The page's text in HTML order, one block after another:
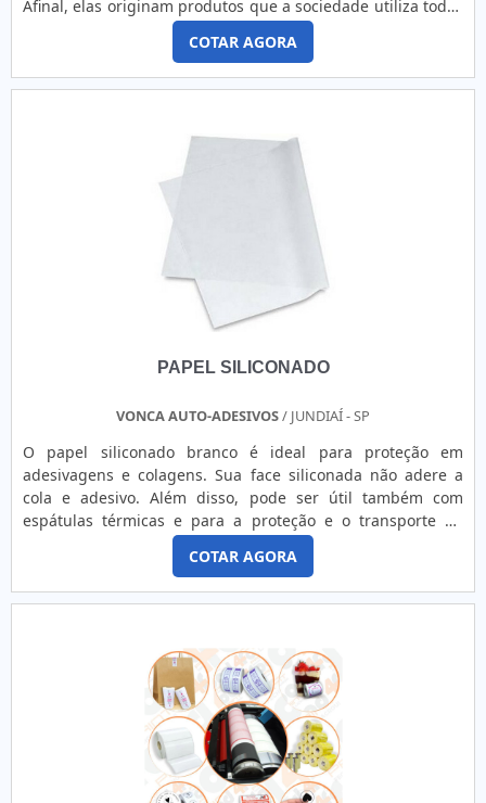
Afinal, elas originam produtos que a sociedade utiliza todos
os dias e, exatamente por isso, elas devem além de oferecer
produtos totalmente qualificados contar com os acessórios
obrigatórios deste meio. Entre eles, por exemplo, os rótulos
para alimentos. Características dos rótulos para
os consumidores quanto para as empresas, já que estes
acessórios apresentam vantagens como: Informações
essenciais: os rótulos são utilizados para informar aos
consumidores sobre os componentes, ingredientes e prazos
referentes àquele produto; Precauções: pode contribuir
com a prevenção de acidentes como quando um
consumidor não adquire um produto por ser alérgico;
Reconhecimento de marca: os rótulos de alimentos podem
ser desenvolvidos de maneiras criativas, contando com o
qualidade no mercado Conte com a empresa que desde
Conte com a Borges Etiquetas e saiba o motivo pelo qual a
contato com o atendimento personalizado da empresa e
adquira as melhores soluções para cada tipo de
necessidade.
COTAR AGORA
PAPEL SILICONADO
VONCA AUTO-ADESIVOS/ JUNDIAÍ - SP
O papel siliconado branco é ideal para proteção em
adesivagens e colagens. Sua face siliconada não adere a
cola e adesivo. Além disso, pode ser útil também com
espátulas térmicas e para a proteção e o transporte de
peças técnicas. O MATERIAL APRESENTA VÁRIAS
UTILIDADESO material tem características antiaderentes e
desmoldantes para diversos segmentos industriais durante
o processo de manipulação, armazenamento,
feitos testes preliminares de te.
COTAR AGORA